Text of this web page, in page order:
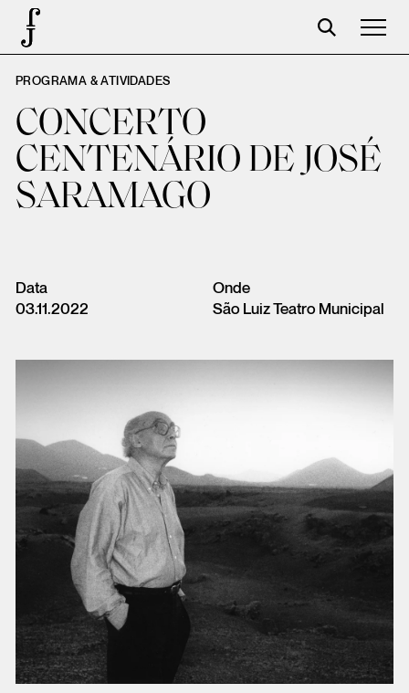
José Saramago
Programación
La Fundación
Aparceros
Tienda
Carrito
Acceso
PROGRAMA & ATIVIDADES
CONCERTO
CENTENÁRIO DE JOSÉ
SARAMAGO
Data
03.11.2022
Onde
São Luiz Teatro Municipal